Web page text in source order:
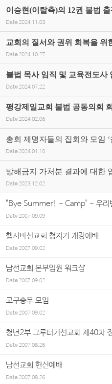
이승현(이탈측)의 12권 불법
Date 2024.11.03
교회의 질서와 권위 회복을 위
Date 2024.10.27
불법 목사 임직 및 교육전도사
Date 2024.07.22
평강제일교회 불법 공동의회
Date 2024.02.06
총회 제명자들의 집회와 모임
Date 2024.01.10
방해금지 가처분 결과에 대한
Date 2023.12.02
"Bye Summer! - Camp" - 우리
Date2007.09.09
헵시바선교회 청지기 개강예배
Date2007.09.02
남선교회 본부임원 워크샵
Date2007.09.02
교구총무 모임
Date2007.09.02
청년2부 그루터기선교회 제40차
Date2007.08.26
남선교회 헌신예배
Date2007.08.26